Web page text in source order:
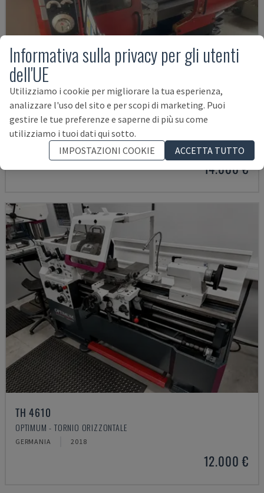
EMCOMAT 200X1000
EMCO - TORNIO ORIZZONTALE
2001
14.000 €
TH 4610
OPTIMUM - TORNIO ORIZZONTALE
GERMANIA 2018
12.000 €
Informativa sulla privacy per gli utenti
dell'UE
Utilizziamo i cookie per migliorare la tua esperienza,
analizzare l'uso del sito e per scopi di marketing. Puoi
gestire le tue preferenze e saperne di più su come
utilizziamo i tuoi dati qui sotto.
IMPOSTAZIONI COOKIE
ACCETTA TUTTO